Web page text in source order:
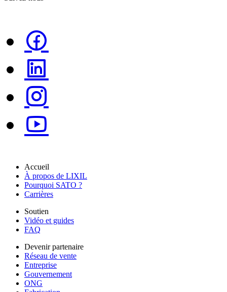
Accueil
À propos de LIXIL
Pourquoi SATO ?
Carrières
Soutien
Vidéo et guides
FAQ
Devenir partenaire
Réseau de vente
Entreprise
Gouvernement
ONG